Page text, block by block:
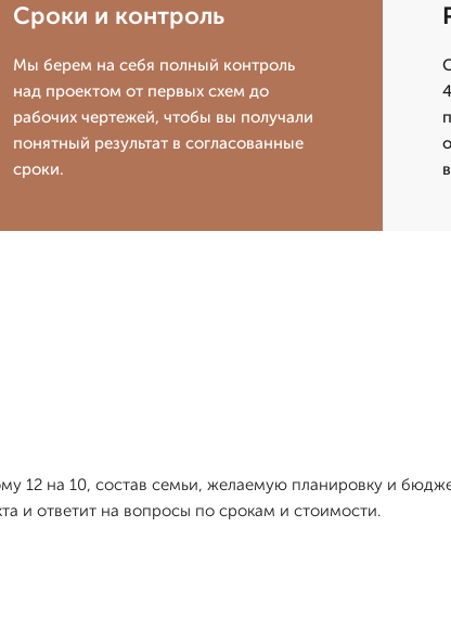
Сроки и контроль
Мы берем на себя полный контроль
над проектом от первых схем до
рабочих чертежей, чтобы вы получали
понятный результат в согласованные
сроки.
12 на 10, состав семьи, желаемую планировку и
и ответит на вопросы по срокам и стоимости.